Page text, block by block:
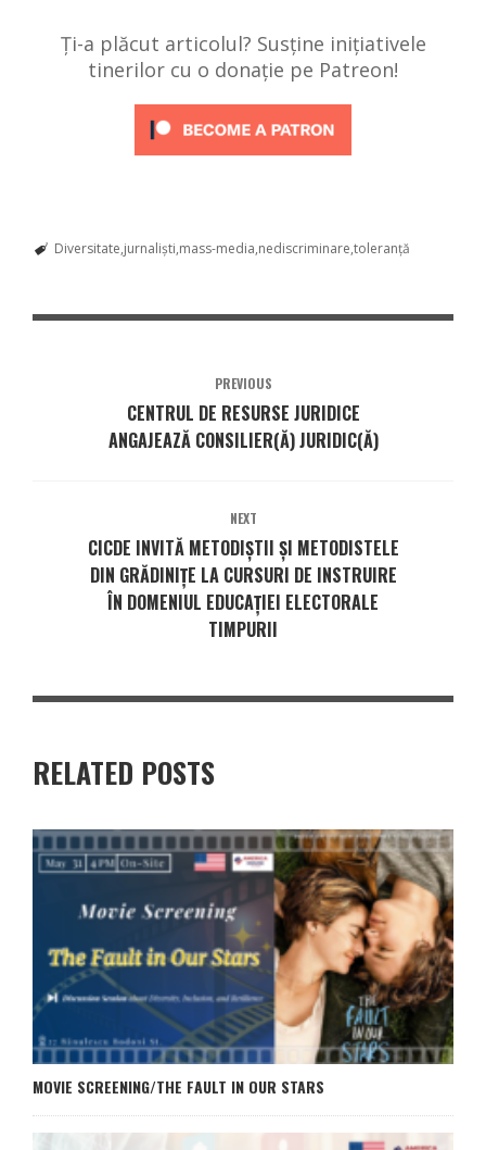
Ți-a plăcut articolul? Susține inițiativele
tinerilor cu o donație pe Patreon!
Diversitate jurnaliști mass-media nediscriminare toleranță
PREVIOUS
CENTRUL DE RESURSE JURIDICE
ANGAJEAZĂ CONSILIER(Ă) JURIDIC(Ă)
NEXT
CICDE INVITĂ METODIȘTII ȘI METODISTELE
DIN GRĂDINIȚE LA CURSURI DE INSTRUIRE
ÎN DOMENIUL EDUCAȚIEI ELECTORALE
TIMPURII
RELATED POSTS
MOVIE SCREENING/THE FAULT IN OUR STARS